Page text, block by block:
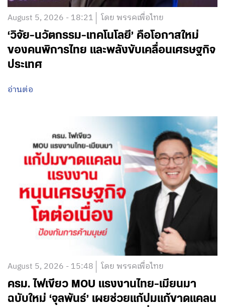
August 5, 2026 - 18:21 โดย พรรคเพื่อไทย
‘วิจัย-นวัตกรรม-เทคโนโลยี’ คือโอกาสใหม่
ของคนพิการไทย และพลังขับเคลื่อนเศรษฐกิจ
ประเทศ
อ่านต่อ
August 5, 2026 - 15:48 โดย พรรคเพื่อไทย
ครม. ไฟเขียว MOU แรงงานไทย-เมียนมา
ฉบับใหม่ ‘จุลพันธ์’ เผยช่วยแก้ปมแก้ขาดแคลน